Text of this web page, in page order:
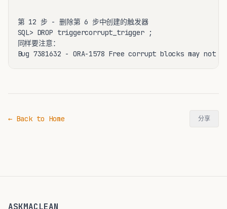
第 12 步 - 删除第 6 步中创建的触发器
SQL> DROP triggercorrupt_trigger ;
同样要注意：
Bug 7381632 - ORA-1578 Free corrupt blocks may not
← Back to Home 分享
ASKMACLEAN